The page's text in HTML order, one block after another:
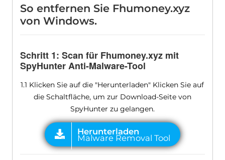
So entfernen Sie Fhumoney.xyz
von Windows.
Schritt 1: Scan für Fhumoney.xyz mit
SpyHunter Anti-Malware-Tool
1.1 Klicken Sie auf die "Herunterladen" Klicken Sie auf
die Schaltfläche, um zur Download-Seite von
SpyHunter zu gelangen.
Herunterladen